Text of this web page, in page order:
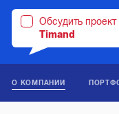
Обсудить
Timand
О КОМПАНИИ